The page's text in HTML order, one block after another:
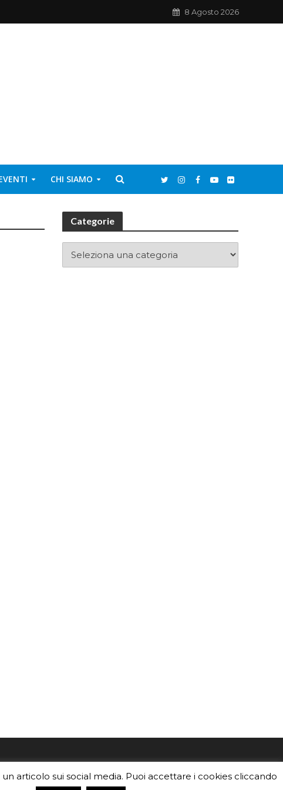
8 Agosto 2026
CHI SIAMO
Categorie
foto o i
brochureda distribuire nella tua
articolo sui social media. Puoi accettare i cookies cliccando